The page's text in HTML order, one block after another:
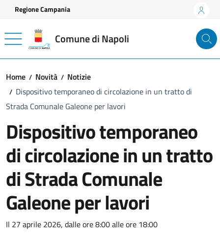
Vai ai contenuti
Vai al footer
Regione Campania
Comune di Napoli
Home Novità
Notizie
Dispositivo temporaneo di circolazione in un tratto di
Strada Comunale Galeone per lavori
Dispositivo temporaneo
di circolazione in un tratto
di Strada Comunale
Galeone per lavori
Dettagli della notizia
Il 27 aprile 2026, dalle ore 8:00 alle ore 18:00